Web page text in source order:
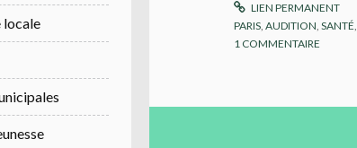
locale
LIEN PERMANENT
PARIS, AUDITION, SANTÉ,
1 COMMENTAIRE